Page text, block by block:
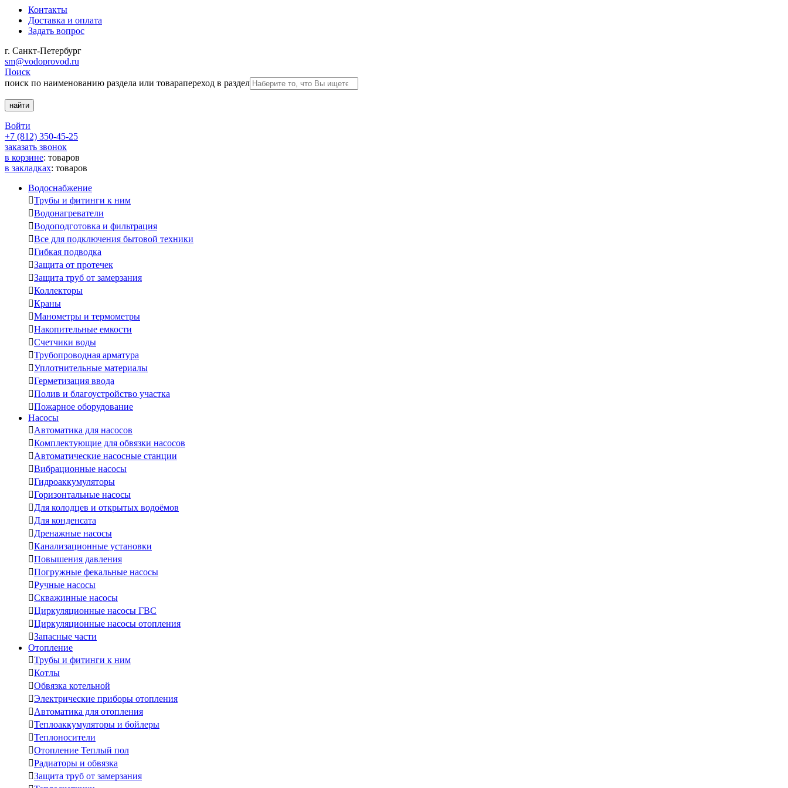
Контакты
Доставка и оплата
Задать вопрос
г. Санкт-Петербург
sm@vodoprovod.ru
Поиск
поиск по наименованию раздела или товарапереход в раздел
Войти
+7 (812) 350-45-25
заказать звонок
в корзине: товаров
в закладках: товаров
Водоснабжение
Трубы и фитинги к ним
Водонагреватели
Водоподготовка и фильтрация
Все для подключения бытовой техники
Гибкая подводка
Защита от протечек
Защита труб от замерзания
Коллекторы
Краны
Манометры и термометры
Накопительные емкости
Счетчики воды
Трубопроводная арматура
Уплотнительные материалы
Герметизация ввода
Полив и благоустройство участка
Пожарное оборудование
Насосы
Автоматика для насосов
Комплектующие для обвязки насосов
Автоматические насосные станции
Вибрационные насосы
Гидроаккумуляторы
Горизонтальные насосы
Для колодцев и открытых водоёмов
Для конденсата
Дренажные насосы
Канализационные установки
Повышения давления
Погружные фекальные насосы
Ручные насосы
Скважинные насосы
Циркуляционные насосы ГВС
Циркуляционные насосы отопления
Запасные части
Отопление
Трубы и фитинги к ним
Котлы
Обвязка котельной
Электрические приборы отопления
Автоматика для отопления
Теплоаккумуляторы и бойлеры
Теплоносители
Отопление Теплый пол
Радиаторы и обвязка
Защита труб от замерзания